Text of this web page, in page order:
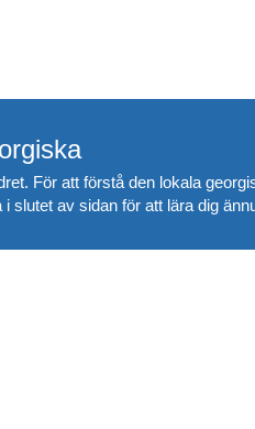
För att förstå den lokala
slutet av sidan för att lära dig